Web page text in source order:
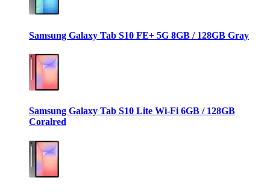
Samsung Galaxy Tab S10 FE+ 5G 8GB / 128GB Gray
Samsung Galaxy Tab S10 Lite Wi-Fi 6GB / 128GB
Coralred